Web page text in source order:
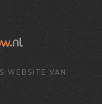
WEBSITE VAN